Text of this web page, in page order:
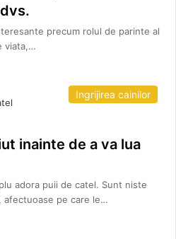
precum rolul de parinte al
viata,…
Ingrijirea cainilor
inainte de a va lua
adora puii de catel. Sunt niste
afectuoase pe care le…